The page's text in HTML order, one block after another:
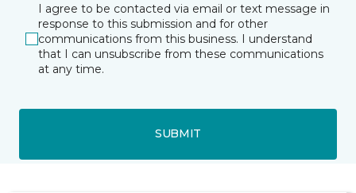
I agree to be contacted via email or text message in
response to this submission and for other
communications from this business. I understand
that I can unsubscribe from these communications
at any time.
SUBMIT